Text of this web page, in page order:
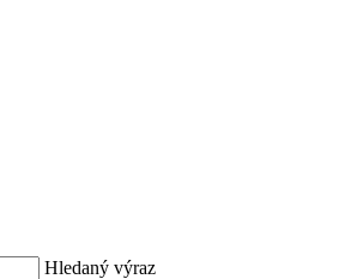
Hledaný výraz